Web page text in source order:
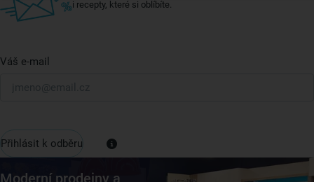
i recepty, které si oblíbíte.
Váš e-mail
Přihlásit k odběru
Moderní prodejny a